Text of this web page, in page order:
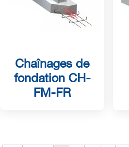
Chaînages de
fondation CH-
FM-FR